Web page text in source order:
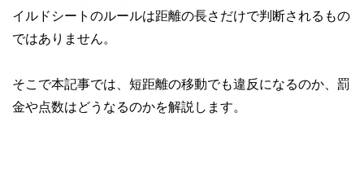
イルドシートのルールは距離の長さだけで判断されるもの
ではありません。
そこで本記事では、短距離の移動でも違反になるのか、罰
金や点数はどうなるのかを解説します。